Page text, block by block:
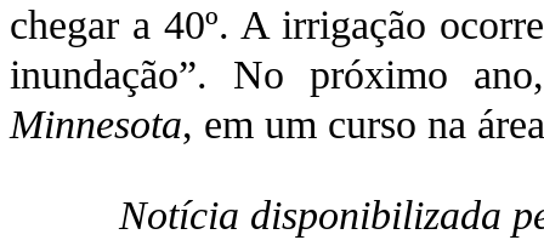
chegar a 40º. A irrigação
inundação”. No próximo
Minnesota, em um curso na
Notícia disponibilizada